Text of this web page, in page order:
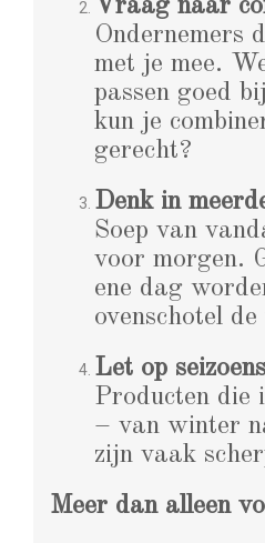
Vraag naar
Ondernemers
met je mee.
passen goed
kun je
gerecht?
Denk in
Soep van
voor morgen.
ene dag
ovenschotel
Let op
Producten die
– van winter
zijn vaak
Meer dan alleen